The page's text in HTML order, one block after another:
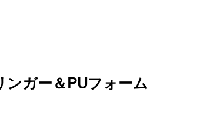
ンガー＆PUフォーム